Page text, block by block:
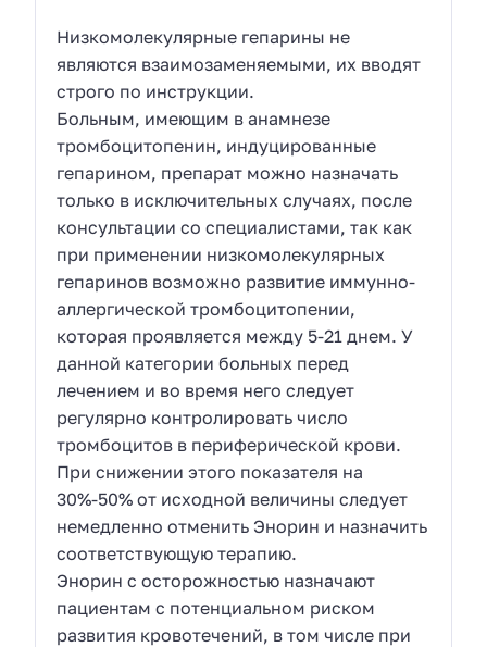
Низкомолекулярные гепарины не
являются взаимозаменяемыми, их вводят
строго по инструкции.
Больным, имеющим в анамнезе
тромбоцитопенин, индуцированные
гепарином, препарат можно назначать
только в исключительных случаях, после
консультации со специалистами, так как
при применении низкомолекулярных
гепаринов возможно развитие иммунно-
аллергической тромбоцитопении,
которая проявляется между 5-21 днем. У
данной категории больных перед
лечением и во время него следует
регулярно контролировать число
тромбоцитов в периферической крови.
При снижении этого показателя на
30%-50% от исходной величины следует
немедленно отменить Энорин и назначить
соответствующую терапию.
Энорин с осторожностью назначают
пациентам с потенциальном риском
развития кровотечений, в том числе при